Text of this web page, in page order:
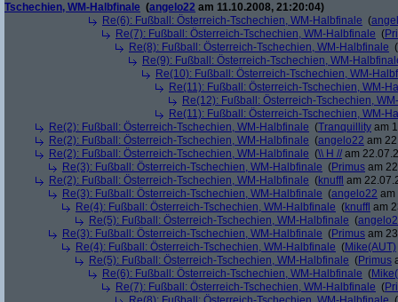
Tschechien, WM-Halbfinale (angelo22 am 11.10.2008, 21:20:04)
Re(6): Fußball: Österreich-Tschechien, WM-Halbfinale (
Re(7): Fußball: Österreich-Tschechien, WM-Halbfinale (
Re(8): Fußball: Österreich-Tschechien, WM-Halbfinale (
Re(9): Fußball: Österreich-Tschechien, WM-
Re(10): Fußball: Österreich-Tschechien, WM-
Re(11): Fußball: Österreich-Tschechien, WM-
Re(12): Fußball: Österreich-Tschechien,
Re(11): Fußball: Österreich-Tschechien, WM-
Re(2): Fußball: Österreich-Tschechien, WM-Halbfinale (Tranquillity am
Re(2): Fußball: Österreich-Tschechien, WM-Halbfinale (angelo22 am
Re(2): Fußball: Österreich-Tschechien, WM-Halbfinale (\\ H // am
Re(3): Fußball: Österreich-Tschechien, WM-Halbfinale (Primus am
Re(2): Fußball: Österreich-Tschechien, WM-Halbfinale (knuffl am
Re(3): Fußball: Österreich-Tschechien, WM-Halbfinale (angelo22 am
Re(4): Fußball: Österreich-Tschechien, WM-Halbfinale (knuffl am
Re(5): Fußball: Österreich-Tschechien, WM-Halbfinale (
Re(3): Fußball: Österreich-Tschechien, WM-Halbfinale (Primus am
Re(4): Fußball: Österreich-Tschechien, WM-Halbfinale (Mike(AUT)
Re(5): Fußball: Österreich-Tschechien, WM-Halbfinale (Primus
Re(6): Fußball: Österreich-Tschechien, WM-Halbfinale (
Re(7): Fußball: Österreich-Tschechien, WM-Halbfinale (